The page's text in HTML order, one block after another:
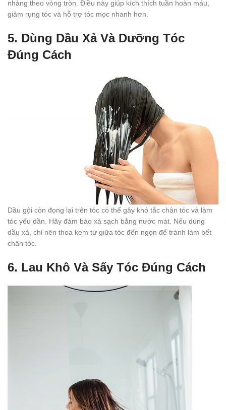
nhàng theo vòng tròn. Điều này giúp kích thích tuần hoàn máu,
giảm rụng tóc và hỗ trợ tóc mọc nhanh hơn.
5. Dùng Dầu Xả Và Dưỡng Tóc
Đúng Cách
Dầu gội còn đọng lại trên tóc có thể gây khó tắc chân tóc và làm
tóc yếu dần. Hãy đảm bảo xả sạch bằng nước mát. Nếu dùng
dầu xả, chỉ nên thoa kem từ giữa tóc đến ngọn để tránh làm bết
chân tóc.
6. Lau Khô Và Sấy Tóc Đúng Cách